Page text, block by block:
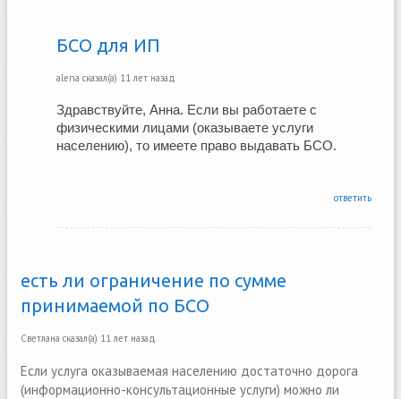
БСО для ИП
alena сказал(а) 11 лет назад
Здравствуйте, Анна. Если вы работаете с
физическими лицами (оказываете услуги
населению), то имеете право выдавать БСО.
ответить
есть ли ограничение по сумме
принимаемой по БСО
Светлана сказал(а) 11 лет назад
Если услуга оказываемая населению достаточно дорога
(информационно-консультационные услуги) можно ли